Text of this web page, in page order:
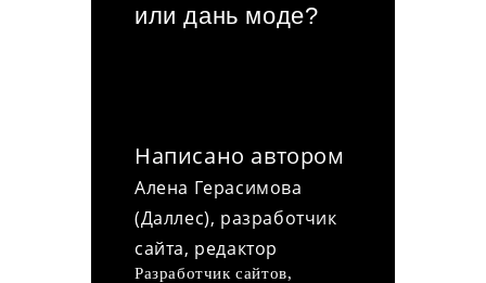
или дань моде?
Написано автором
Алена Герасимова
(Даллес), разработчик
сайта, редактор
Разработчик сайтов,